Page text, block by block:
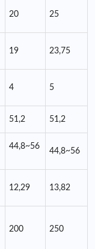
20 25
19 23,75
4 5
51,2 51,2
44,8~56
44,8~56
12,29 13,82
200 250